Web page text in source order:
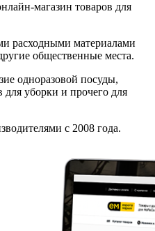
магазин товаров для
расходными материалами
общественные места.
одноразовой посуды,
для уборки и прочего для
с 2008 года.